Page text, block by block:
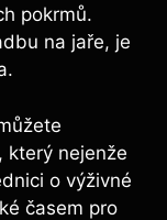
pokrmů.
na jaře, je
který nejenže
o výživné
časem pro